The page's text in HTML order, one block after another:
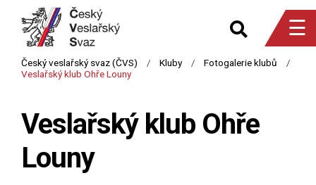
☰
Veslařský klub Ohře
Louny